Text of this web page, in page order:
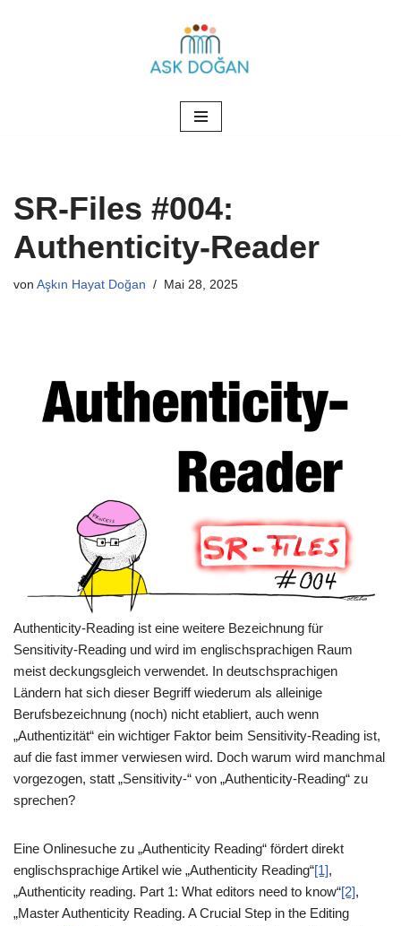
SR-Files #004:
Authenticity-Reader
von Aşkın Hayat Doğan Mai 28, 2025
Authenticity-Reading ist eine weitere Bezeichnung für
Sensitivity-Reading und wird im englischsprachigen Raum
meist deckungsgleich verwendet. In deutschsprachigen
Ländern hat sich dieser Begriff wiederum als alleinige
Berufsbezeichnung (noch) nicht etabliert, auch wenn
„Authentizität“ ein wichtiger Faktor beim Sensitivity-Reading ist,
auf die fast immer verwiesen wird. Doch warum wird manchmal
vorgezogen, statt „Sensitivity-“ von „Authenticity-Reading“ zu
sprechen?
Eine Onlinesuche zu „Authenticity Reading“ fördert direkt
englischsprachige Artikel wie „Authenticity Reading“[1],
„Authenticity reading. Part 1: What editors need to know“[2],
„Master Authenticity Reading. A Crucial Step in the Editing